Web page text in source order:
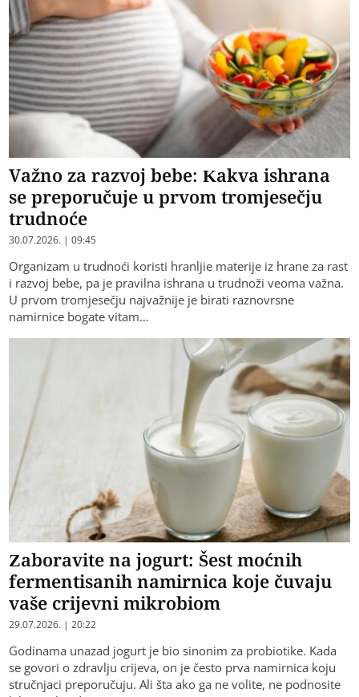
Važno za razvoj bebe: Kakva ishrana
se preporučuje u prvom tromjesečju
trudnoće
30.07.2026. | 09:45
Organizam u trudnoći koristi hranljie materije iz hrane za rast
i razvoj bebe, pa je pravilna ishrana u trudnoži veoma važna.
U prvom tromjesečju najvažnije je birati raznovrsne
namirnice bogate vitam…
Zaboravite na jogurt: Šest moćnih
fermentisanih namirnica koje čuvaju
vaše crijevni mikrobiom
29.07.2026. | 20:22
Godinama unazad jogurt je bio sinonim za probiotike. Kada
se govori o zdravlju crijeva, on je često prva namirnica koju
stručnjaci preporučuju. Ali šta ako ga ne volite, ne podnosite